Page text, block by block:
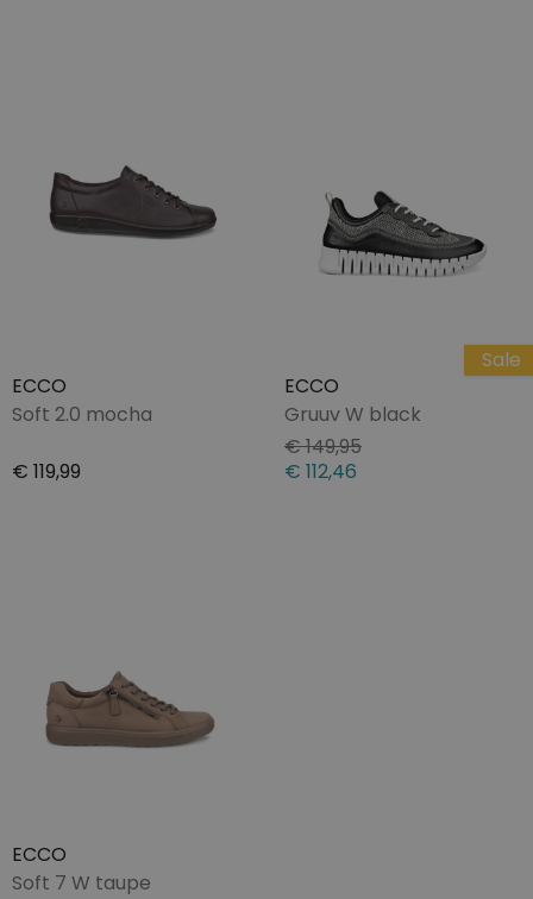
ECCO
Soft 2.0 mocha
€ 119,99
ECCO
Gruuv W black
€ 149,95
€ 112,46
Sale
ECCO
Soft 7 W taupe